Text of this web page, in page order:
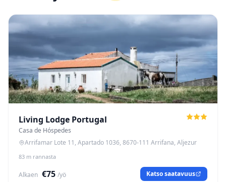
Living Lodge Portugal
Casa de Hóspedes
Arrifamar Lote 11, Apartado 1036, 8670-111 Arrifana, Aljezur
83 m rannasta
Alkaen €75 /yö Katso saatavuus